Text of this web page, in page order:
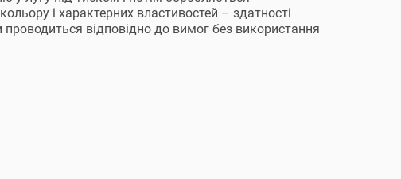
і характерних властивостей – здатності
відповідно до вимог без використання